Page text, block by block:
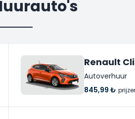
Renault
Autoverhuur
845,99 ₺